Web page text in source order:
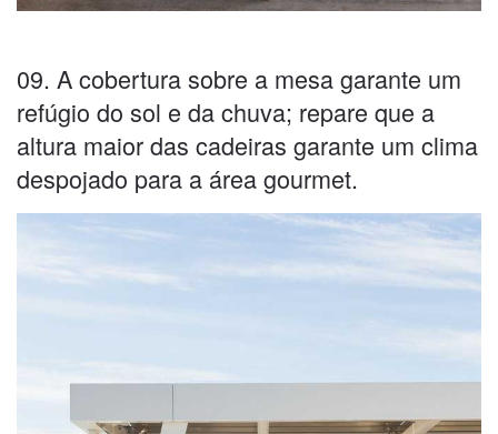
09. A cobertura sobre a mesa garante um
refúgio do sol e da chuva; repare que a
altura maior das cadeiras garante um clima
despojado para a área gourmet.